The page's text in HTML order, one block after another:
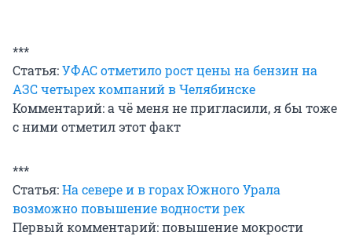
***
Статья:УФАС отметило рост цены на бензин на
АЗС четырех компаний в Челябинске
Комментарий: а чё меня не пригласили, я бы тоже
с ними отметил этот факт
***
Статья:На севере и в горах Южного Урала
возможно повышение водности рек
Первый комментарий: повышение мокрости